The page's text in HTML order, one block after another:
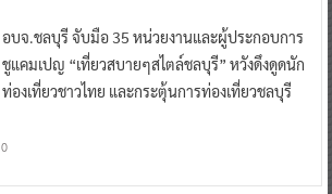
อบจ.ชลบุรี จับมือ 35 หน่วยงานและผู้ประกอบการ
ชูแคมเปญ “เที่ยวสบายๆสไตล์ชลบุรี” หวังดึงดูดนัก
ท่องเที่ยวชาวไทย และกระตุ้นการท่องเที่ยวชลบุรี
0